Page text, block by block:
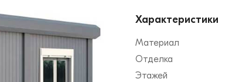
Характеристики
Материал
Отделка
Этажей